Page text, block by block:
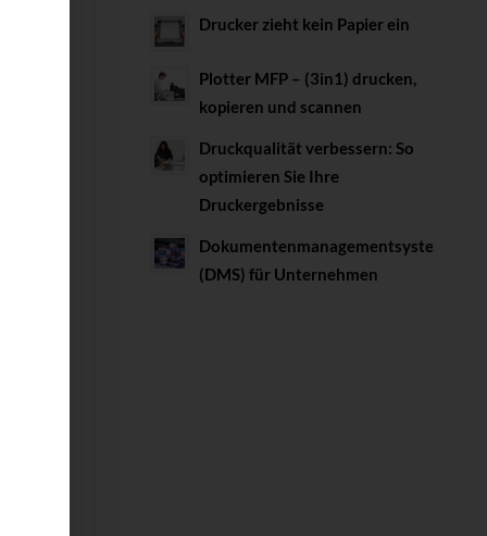
Drucker zieht kein Papier ein
Plotter MFP – (3in1) drucken,
kopieren und scannen
Druckqualität verbessern: So
optimieren Sie Ihre
Druckergebnisse
Dokumentenmanagementsystem
(DMS) für Unternehmen